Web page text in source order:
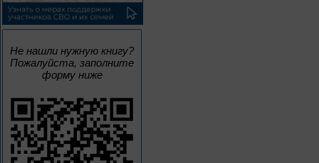
Не нашли нужную книгу?
Пожалуйста, заполните
форму ниже